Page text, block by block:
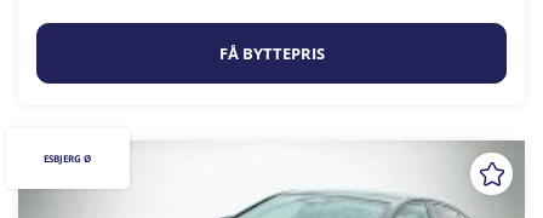
FÅ BYTTEPRIS
ESBJERG Ø